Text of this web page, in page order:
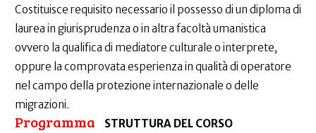
Costituisce requisito necessario il possesso di un diploma di
laurea in giurisprudenza o in altra facoltà umanistica
ovvero la qualifica di mediatore culturale o interprete,
oppure la comprovata esperienza in qualità di operatore
nel campo della protezione internazionale o delle
migrazioni.
Programma
STRUTTURA DEL CORSO